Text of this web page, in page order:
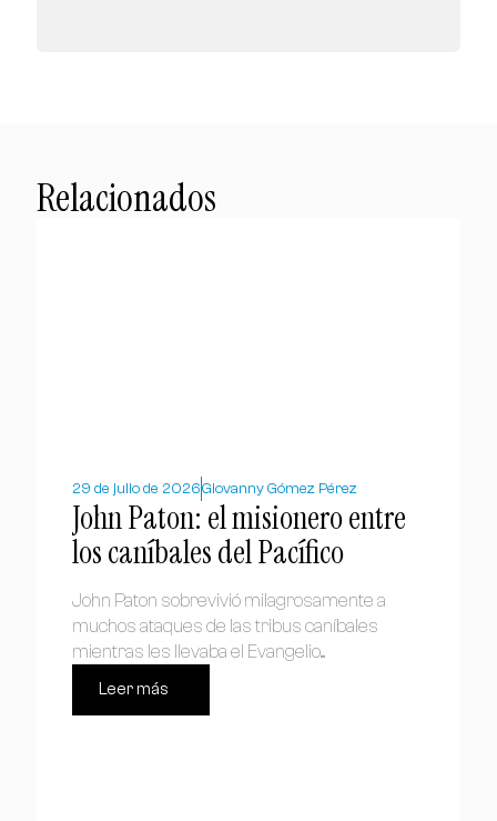
Relacionados
29 de julio de 2026Giovanny Gómez Pérez
John Paton: el misionero entre
los caníbales del Pacífico
John Paton sobrevivió milagrosamente a
muchos ataques de las tribus caníbales
mientras les llevaba el Evangelio....
Leer más